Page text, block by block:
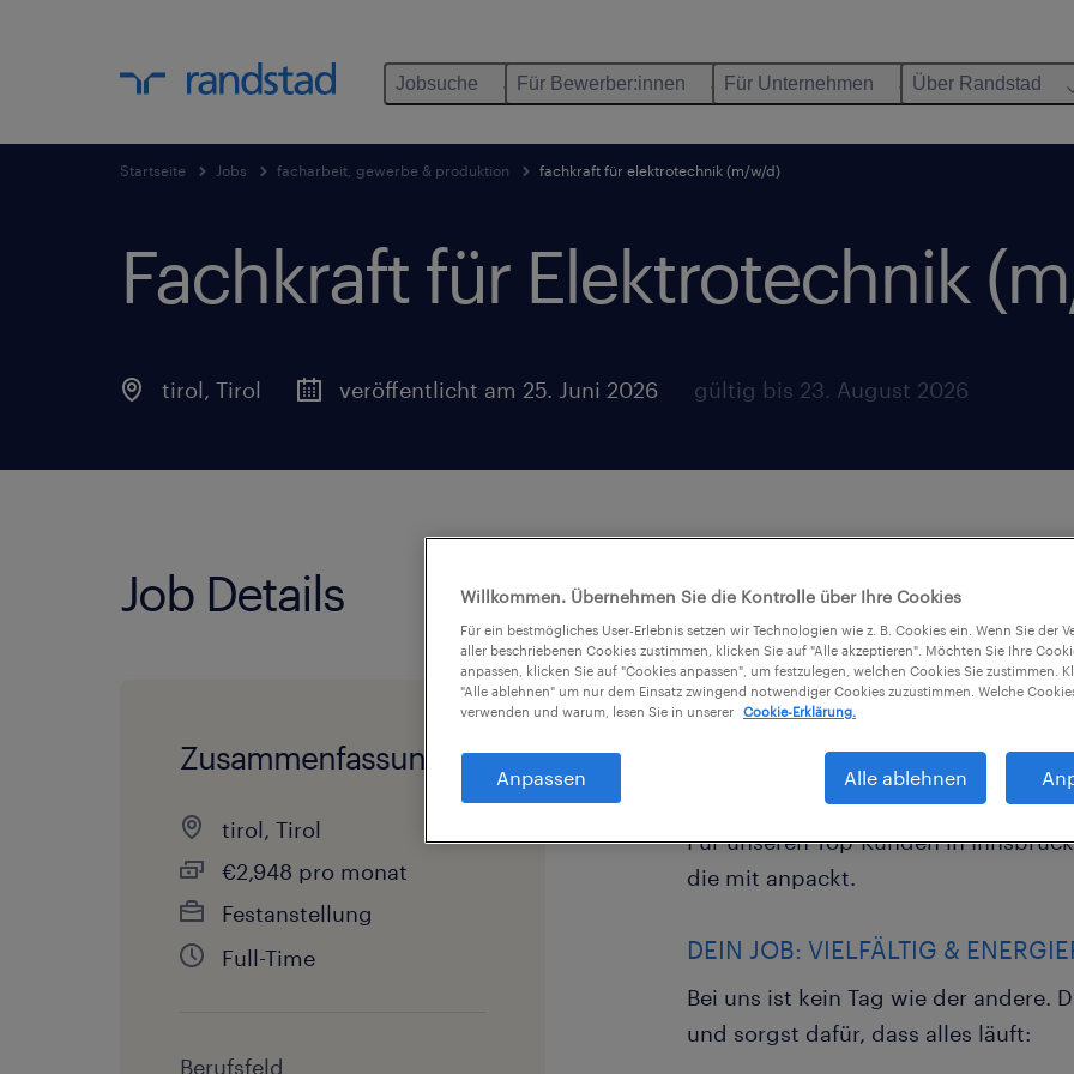
Jobsuche Für Bewerber:innen Für Unternehmen Über Randstad
Startseite Jobs facharbeit, gewerbe & produktion fachkraft für elektrotechnik (m/w/d)
Fachkraft für Elektrotechnik
tirol, Tirol veröffentlicht am 25. Juni 2026 gültig bis 23. August 2026
Job Details
Zusammenfassung
tirol, Tirol
€2,948 pro monat
Festanstellung
Full-Time
Berufsfeld
Lust auf Spannung? Werde unser
Herausforderungen und willst in
wirklich etwas bewegen? Dann bist
Für unseren Top-Kunden in
die mit anpackt.
DEIN JOB: VIELFÄLTIG &
Bei uns ist kein Tag wie der andere.
und sorgst dafür, dass alles läuft:
Willkommen. Übernehmen Sie die Kontrolle über Ihre Cookies
Für ein bestmögliches User-Erlebnis setzen wir Technologien wie z. B. Cookies ein. Wenn Sie der
aller beschriebenen Cookies zustimmen, klicken Sie auf "Alle akzeptieren". Möchten Sie Ihre
anpassen, klicken Sie auf "Cookies anpassen", um festzulegen, welchen Cookies Sie zustimmen.
"Alle ablehnen" um nur dem Einsatz zwingend notwendiger Cookies zuzustimmen. Welche
verwenden und warum, lesen Sie in unserer
Cookie-Erklärung.
Anpassen Alle ablehnen